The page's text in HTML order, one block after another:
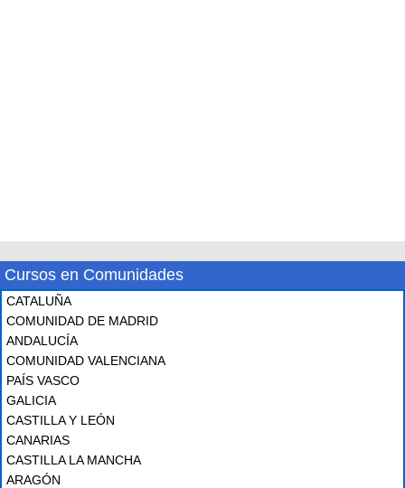
Cursos en Comunidades
CATALUÑA
COMUNIDAD DE MADRID
ANDALUCÍA
COMUNIDAD VALENCIANA
PAÍS VASCO
GALICIA
CASTILLA Y LEÓN
CANARIAS
CASTILLA LA MANCHA
ARAGÓN